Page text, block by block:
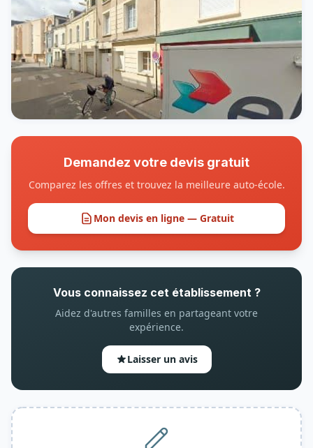
Demandez votre devis gratuit
Comparez les offres et trouvez la meilleure auto-école.
Mon devis en ligne — Gratuit
Vous connaissez cet établissement ?
Aidez d'autres familles en partageant votre
expérience.
Laisser un avis